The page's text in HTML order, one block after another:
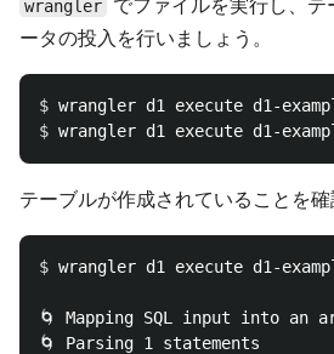
wrangler
でファイルを実行し、
ータの投入を行いましょう。
$ wrangler d1 execute d1-
$ wrangler d1 execute d1-
テーブルが作成されていることを確
$ wrangler d1 execute d1-
🌀 Mapping SQL input into an
🌀 Parsing 1 statements